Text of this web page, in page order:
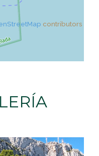
contributors